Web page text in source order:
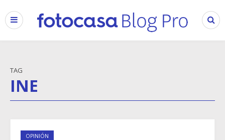
TAG
INE
OPINIÓN